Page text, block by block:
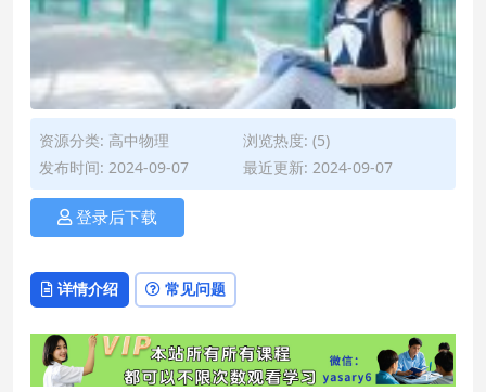
资源分类: 高中物理
浏览热度: (5)
发布时间: 2024-09-07
最近更新: 2024-09-07
登录后下载
详情介绍 常见问题